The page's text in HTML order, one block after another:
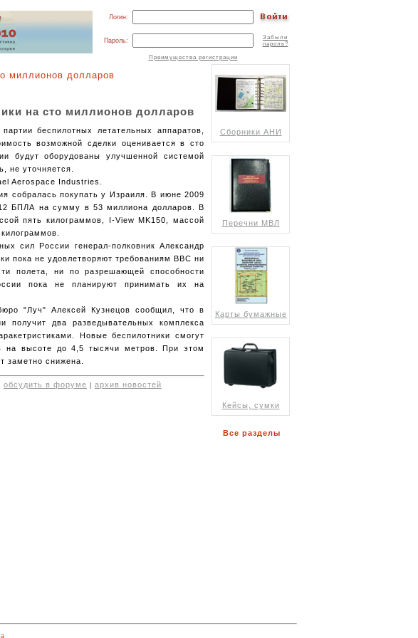
Логин:
Пароль:
Забыли
пароль?
Преимущества регистрации
миллионов долларов
на сто миллионов долларов
беспилотных летательных аппаратов,
возможной сделки оценивается в сто
будут оборудованы улучшенной системой
не уточняется.
Aerospace Industries.
собралась покупать у Израиля. В июне 2009
БПЛА на сумму в 53 миллиона долларов. В
пять килограммов, I-View MK150, массой
сил России генерал-полковник Александр
пока не удовлетворяют требованиям ВВС ни
полета, ни по разрешающей способности
пока не планируют принимать их на
"Луч" Алексей Кузнецов сообщил, что в
получит два разведывательных комплекса
Новые беспилотники смогут
на высоте до 4,5 тысячи метров. При этом
заметно снижена.
обсудить в форуме архив новостей
Сборники АНИ
Перечни МВЛ
Карты бумажные
Кейсы, сумки
Все разделы